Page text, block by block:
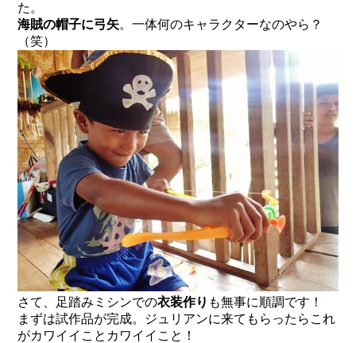
た。
海賊の帽子に弓矢。一体何のキャラクターなのやら？
（笑）
さて、足踏みミシンでの衣装作り も無事に順調です！
まずは試作品が完成。ジュリアンに来てもらったらこれ
がカワイイことカワイイこと！